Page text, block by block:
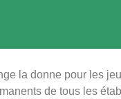
la donne pour les
de tous les